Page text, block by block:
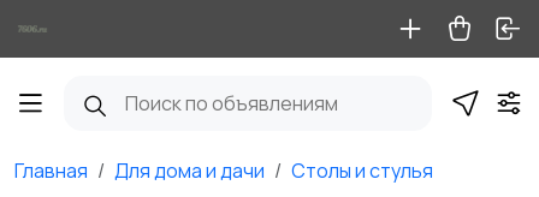
Главная Для дома и дачи Столы и стулья